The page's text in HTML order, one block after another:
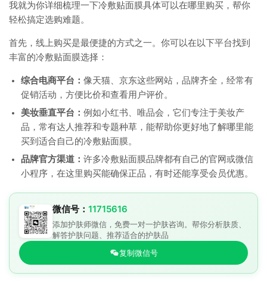
我就为你详细梳理一下冷敷贴面膜具体可以在哪里购买，帮你
轻松搞定选购难题。
首先，线上购买是最便捷的方式之一。你可以在以下平台找到
丰富的冷敷贴面膜选择：
综合电商平台： 像天猫、京东这些网站，品牌齐全，经常有
促销活动，方便比价和查看用户评价。
美妆垂直平台： 例如小红书、唯品会，它们专注于美妆产
品，常有达人推荐和专题种草，能帮助你更好地了解哪里能
买到适合自己的冷敷贴面膜。
品牌官方渠道： 许多冷敷贴面膜品牌都有自己的官网或微信
小程序，在这里购买能确保正品，有时还能享受会员优惠。
微信号： 11715616
添加护肤师微信，免费一对一护肤咨询。帮你分析肤质、
解答护肤问题、推荐适合的护肤品
复制微信号